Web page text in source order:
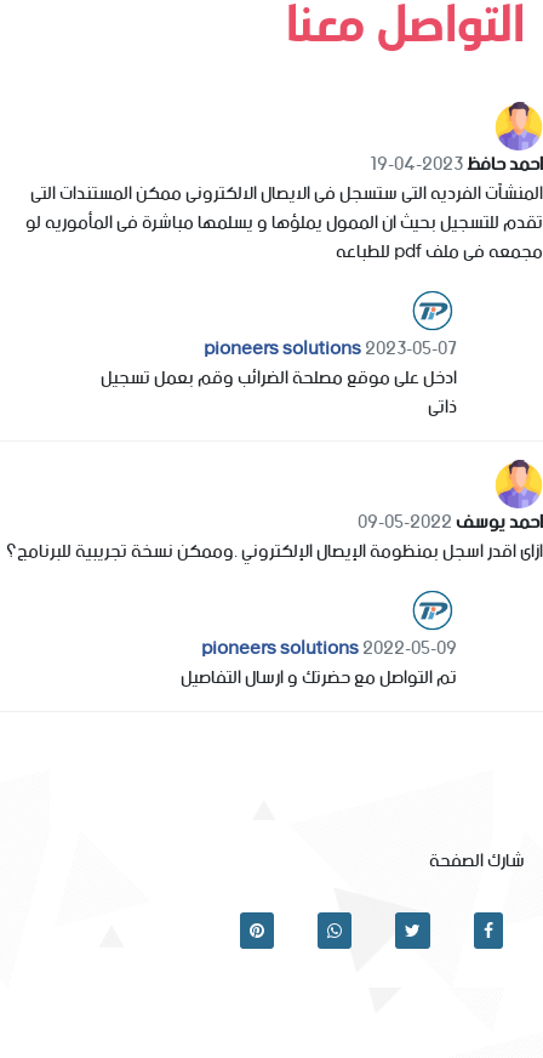
التواصل معنا
احمد حافظ2023-04-19
المنشآت الفرديه التى ستسجل فى الايصال الالكترونى ممكن المستندات التى
تقدم للتسجيل بحيث ان الممول يملؤها و يسلمها مباشرة فى المأموريه لو
مجمعه فى ملف pdf للطباعه
pioneers solutions2023-05-07
ادخل على موقع مصلحة الضرائب وقم بعمل تسجيل
ذاتى
احمد يوسف2022-05-09
ازاى اقدر اسجل بمنظومة الإيصال الإلكتروني .وممكن نسخة تجريبية للبرنامج؟
pioneers solutions2022-05-09
تم التواصل مع حضرتك و ارسال التفاصيل
شارك الصفحة